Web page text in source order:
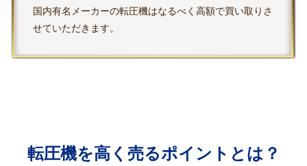
国内有名メーカーの転圧機はなるべく高額で買い取りさ
せていただきます。
転圧機を高く売るポイントとは？